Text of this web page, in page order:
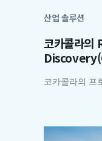
산업 솔루션
코카콜라
코카콜라의 프